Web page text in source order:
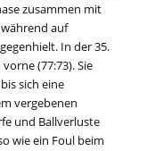
zusammen mit
während auf
In der 35.
(77:73). Sie
sich eine
vergebenen
und Ballverluste
wie ein Foul beim